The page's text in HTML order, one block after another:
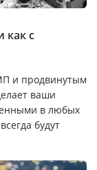
как с
и продвинутым
ваши
в любых
будут